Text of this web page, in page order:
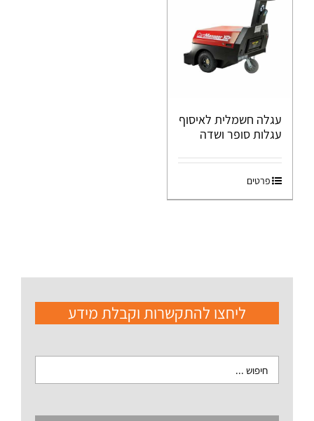
עגלה חשמלית לאיסוף
עגלות סופר ושדה
פרטים
ליחצו להתקשרות וקבלת מידע